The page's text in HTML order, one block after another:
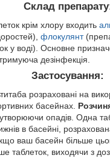
Склад
крім хлору входить
флокулянт
у воді). Основне
дезінфекція.
Застосування:
розраховані на
басейнах.
утворюючи опадів. Одна
в басейні,
ваш басейн більше
таблеток, виходячи з